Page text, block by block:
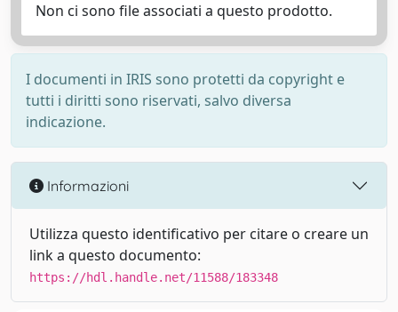
Non ci sono file associati a questo prodotto.
I documenti in IRIS sono protetti da copyright e
tutti i diritti sono riservati, salvo diversa
indicazione.
Informazioni
Utilizza questo identificativo per citare o creare un
link a questo documento:
https://hdl.handle.net/11588/183348